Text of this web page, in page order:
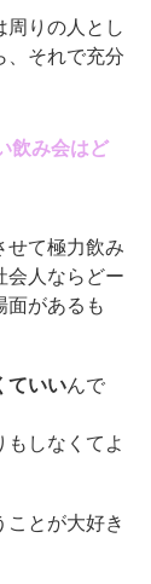
周りの人とし
、それで充分
飲み会はど
せて極力飲み
会人ならどー
面があるも
ていいんで
しなくてよ
ことが大好き